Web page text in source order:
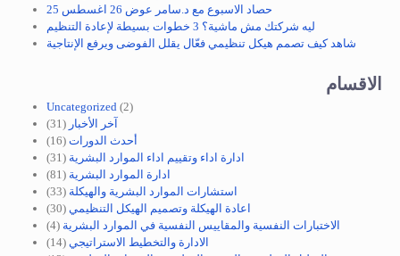
حصاد الاسبوع مع د.سامر عوض 26 اغسطس 25
ليه شركتك مش ماشية؟ 3 خطوات بسيطة لإعادة التنظيم
شاهد كيف تصمم هيكل تنظيمي فعّال يقلل الفوضى ويرفع الإنتاجية
الاقسام
Uncategorized (2)
آخر الأخبار (31)
أحدث الدورات (16)
ادارة اداء وتقييم اداء الموارد البشرية (31)
ادارة الموارد البشرية (81)
استشارات الموارد البشرية والهيكلة (33)
اعادة الهيكلة وتصميم الهيكل التنظيمي (30)
الاختبارات النفسية والمقاييس النفسية في الموارد البشرية (4)
الادارة والتخطيط الاستراتيجي (14)